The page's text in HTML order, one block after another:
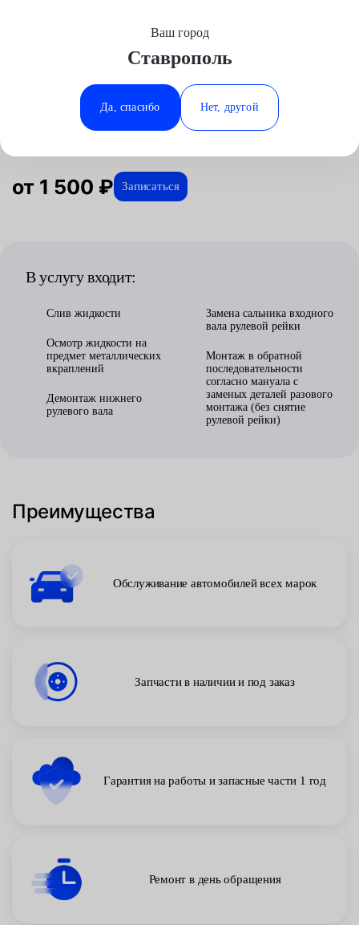
Минеральные Воды
Ростов-на-Дону
Ставрополь
Ваш город
Ставрополь
Да, спасибо Нет, другой
ОтзывыАвтосервис
Рулевое управление
Замена сальника в Ставрополе
от 1 500 ₽ Записаться
В услугу входит:
Слив жидкости
Осмотр жидкости на
предмет металлических
вкраплений
Демонтаж нижнего
рулевого вала
Замена сальника входного
вала рулевой рейки
Монтаж в обратной
последовательности
согласно мануала с
заменых деталей разового
монтажа (без снятие
рулевой рейки)
Преимущества
Обслуживание автомобилей всех марок
Запчасти в наличии и под заказ
Гарантия на работы и запасные части 1 год
Ремонт в день обращения